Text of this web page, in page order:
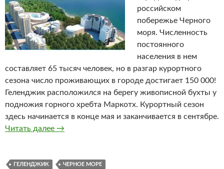
российском
побережье Черного
моря. Численность
постоянного
населения в нем
составляет 65 тысяч человек, но в разгар курортного
сезона число проживающих в городе достигает 150 000!
Геленджик расположился на берегу живописной бухты у
подножия горного хребта Маркотх. Курортный сезон
здесь начинается в конце мая и заканчивается в сентябре.
Читать далее Геленджик
→
ГЕЛЕНДЖИК ЧЕРНОЕ МОРЕ